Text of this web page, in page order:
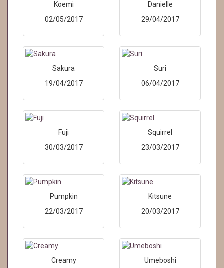
Koemi
02/05/2017
Danielle
29/04/2017
Sakura
19/04/2017
Suri
06/04/2017
Fuji
30/03/2017
Squirrel
23/03/2017
Pumpkin
22/03/2017
Kitsune
20/03/2017
Creamy
Umeboshi